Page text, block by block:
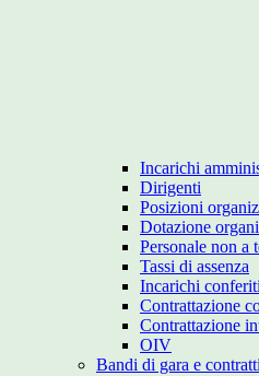
Incarichi
Dirigenti
Posizioni
Dotazione
Personale non a
Tassi di assenza
Incarichi
Contrattazione
Contrattazione
OIV
Bandi di gara e contratti